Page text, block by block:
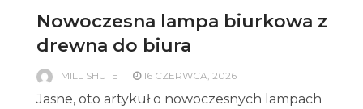
Nowoczesna lampa biurkowa z
drewna do biura
MILL SHUTE 16 CZERWCA, 2026
Jasne, oto artykuł o nowoczesnych lampach